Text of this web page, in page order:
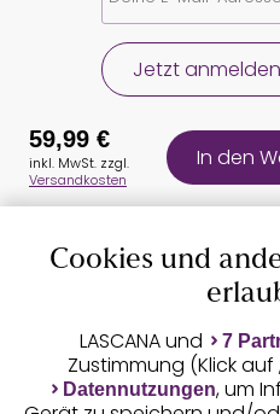
Jetzt anmelden
Auszeichnungen
59,99 €
inkl. MwSt. zzgl.
Versandkosten
In den
Cookies und
LASCANA und 7
Zustimmung (Klick auf
Datennutzungen, um